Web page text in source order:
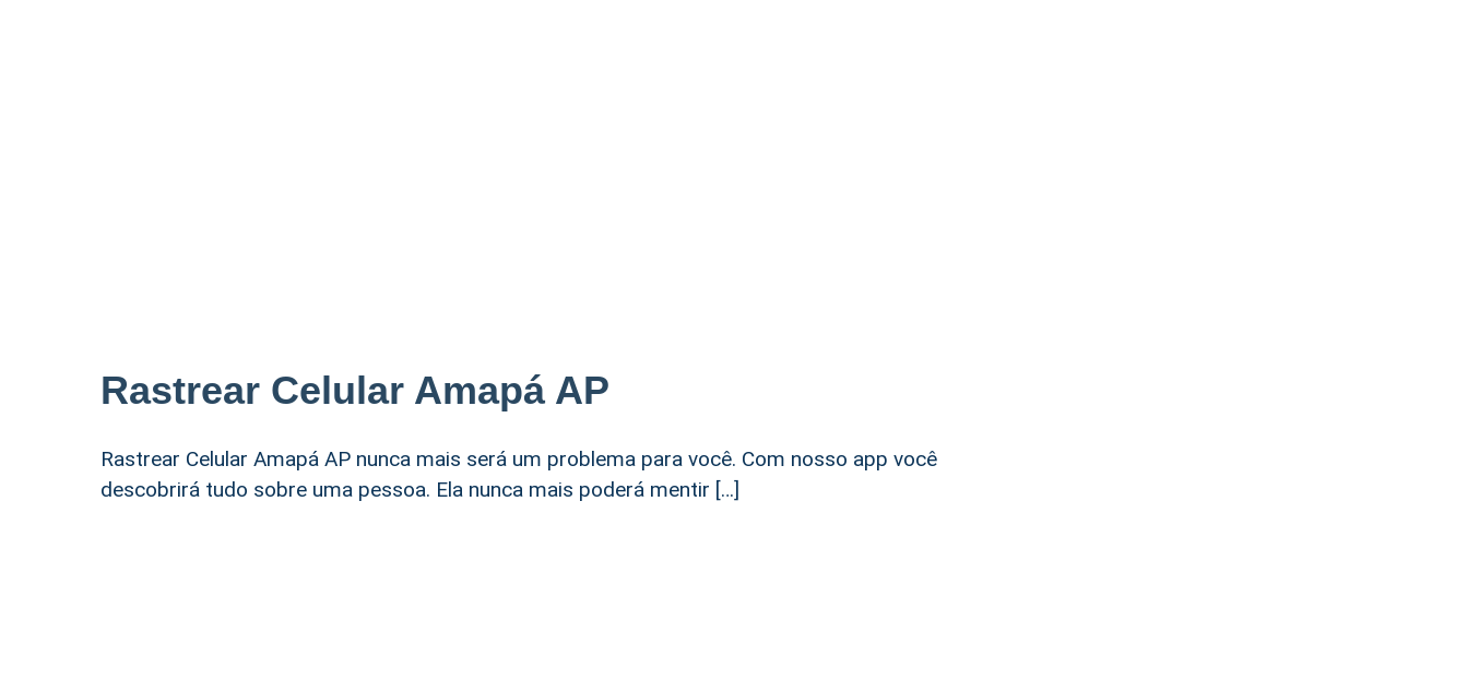
Rastrear Celular Amapá AP
Rastrear Celular Amapá AP nunca mais será um problema para você. Com nosso app você
descobrirá tudo sobre uma pessoa. Ela nunca mais poderá mentir […]